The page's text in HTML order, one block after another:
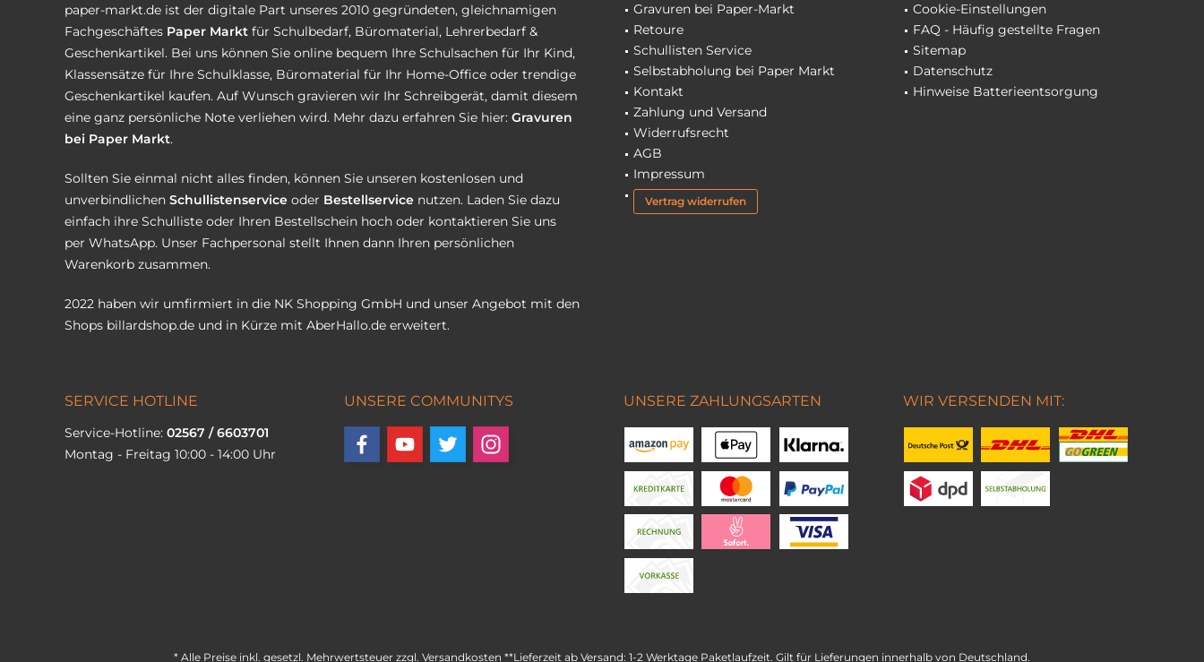
paper-markt.de ist der digitale Part unseres 2010 gegründeten, gleichnamigen
Fachgeschäftes Paper Markt für Schulbedarf, Büromaterial, Lehrerbedarf &
Geschenkartikel. Bei uns können Sie online bequem Ihre Schulsachen für Ihr Kind,
Klassensätze für Ihre Schulklasse, Büromaterial für Ihr Home-Office oder trendige
Geschenkartikel kaufen. Auf Wunsch gravieren wir Ihr Schreibgerät, damit diesem
eine ganz persönliche Note verliehen wird. Mehr dazu erfahren Sie hier: Gravuren
bei Paper Markt.
Sollten Sie einmal nicht alles finden, können Sie unseren kostenlosen und
unverbindlichen Schullistenservice oder Bestellservice nutzen. Laden Sie dazu
einfach ihre Schulliste oder Ihren Bestellschein hoch oder kontaktieren Sie uns
per WhatsApp. Unser Fachpersonal stellt Ihnen dann Ihren persönlichen
Warenkorb zusammen.
2022 haben wir umfirmiert in die NK Shopping GmbH und unser Angebot mit den
Shops billardshop.de und in Kürze mit AberHallo.de erweitert.
Gravuren bei Paper-Markt
Retoure
Schullisten Service
Selbstabholung bei Paper Markt
Kontakt
Zahlung und Versand
Widerrufsrecht
AGB
Impressum
Vertrag widerrufen
Cookie-Einstellungen
FAQ - Häufig gestellte Fragen
Sitemap
Datenschutz
Hinweise Batterieentsorgung
SERVICE HOTLINE
Service-Hotline: 02567 / 6603701
Montag - Freitag 10:00 - 14:00 Uhr
UNSERE COMMUNITYS UNSERE ZAHLUNGSARTEN WIR VERSENDEN MIT:
* Alle Preise inkl. gesetzl. Mehrwertsteuer zzgl. Versandkosten **Lieferzeit ab Versand: 1-2 Werktage Paketlaufzeit. Gilt für Lieferungen innerhalb von Deutschland.